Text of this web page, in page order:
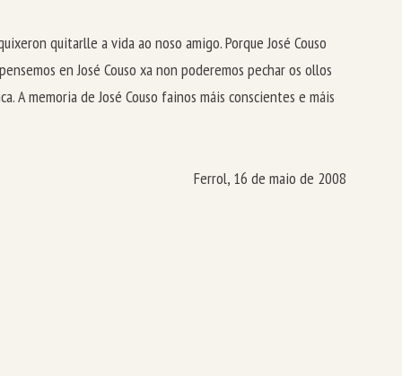
quitarlle a vida ao noso amigo. Porque José Couso
en José Couso xa non poderemos pechar os ollos
memoria de José Couso fainos máis conscientes e máis
16 de maio de 2008